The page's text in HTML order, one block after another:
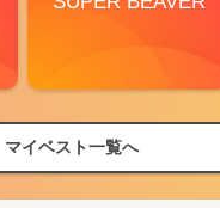
マイベスト一覧へ
】2026年上半期編発表！
ス情報はここから！